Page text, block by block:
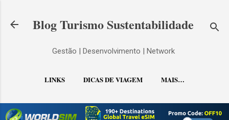
Blog Turismo Sustentabilidade
Gestão | Desenvolvimento | Network
LINKS DICAS DE VIAGEM MAIS…
CONTATO